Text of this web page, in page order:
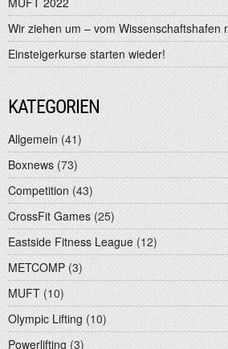
Wir ziehen um – vom Wissenschaftshafen
Einsteigerkurse starten wieder!
KATEGORIEN
Allgemein (41)
Boxnews (73)
Competition (43)
CrossFit Games (25)
Eastside Fitness League (12)
METCOMP (3)
MUFT (10)
Olympic Lifting (10)
Powerlifting (3)